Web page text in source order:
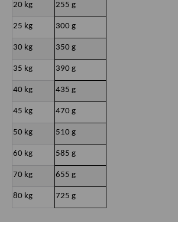
20 kg 255 g
25 kg 300 g
30 kg 350 g
35 kg 390 g
40 kg 435 g
45 kg 470 g
50 kg 510 g
60 kg 585 g
70 kg 655 g
80 kg 725 g